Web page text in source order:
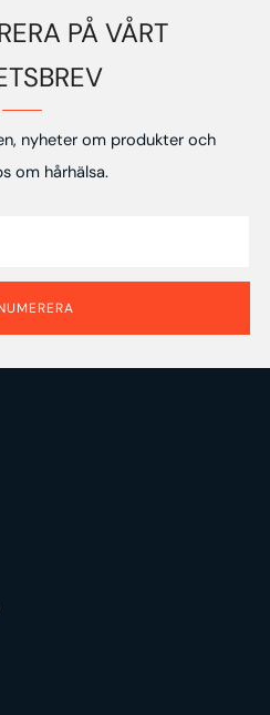
PÅ VÅRT
nyheter om produkter och
om hårhälsa.